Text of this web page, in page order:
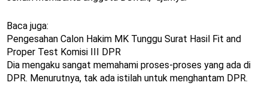
Baca juga:
Pengesahan Calon Hakim MK Tunggu Surat Hasil Fit and
Proper Test Komisi III DPR
Dia mengaku sangat memahami proses-proses yang ada di
DPR. Menurutnya, tak ada istilah untuk menghantam DPR.